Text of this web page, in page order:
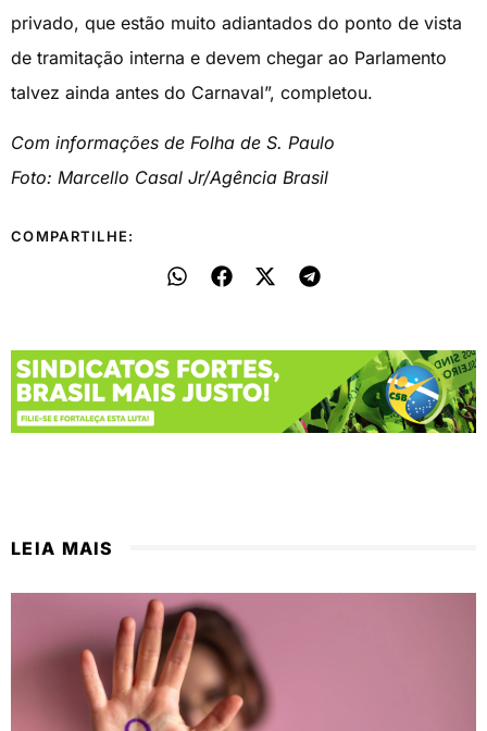
privado, que estão muito adiantados do ponto de vista
de tramitação interna e devem chegar ao Parlamento
talvez ainda antes do Carnaval”, completou.
Com informações de Folha de S. Paulo
Foto: Marcello Casal Jr/Agência Brasil
COMPARTILHE:
LEIA MAIS